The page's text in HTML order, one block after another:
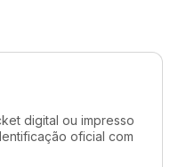
digital ou impresso
oficial com